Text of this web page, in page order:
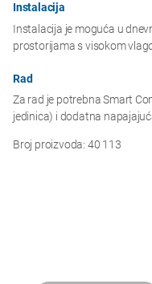
Instalacija
Instalacija je moguća u
prostorijama s visokom
Rad
Za rad je potrebna Smart
jedinica) i dodatna
Broj proizvoda: 40 113